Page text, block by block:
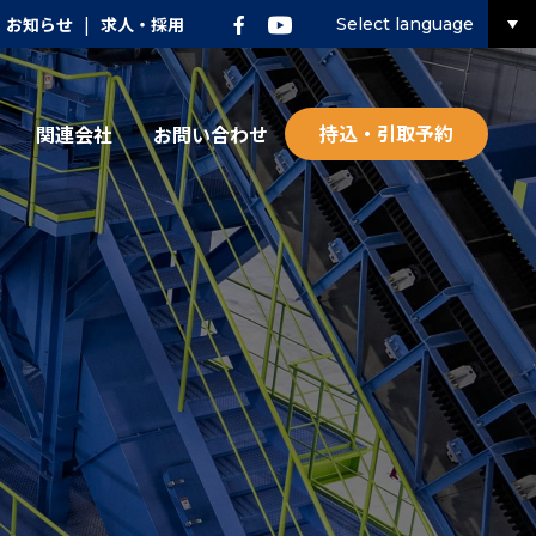
お知らせ | 求人・採用 Select language
関連会社 お問い合わせ 持込・引取予約